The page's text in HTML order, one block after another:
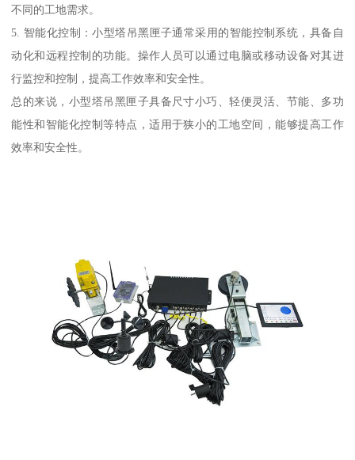
不同的工地需求。
5. 智能化控制：小型塔吊黑匣子通常采用的智能控制系统，具备自
动化和远程控制的功能。操作人员可以通过电脑或移动设备对其进
行监控和控制，提高工作效率和安全性。
总的来说，小型塔吊黑匣子具备尺寸小巧、轻便灵活、节能、多功
能性和智能化控制等特点，适用于狭小的工地空间，能够提高工作
效率和安全性。